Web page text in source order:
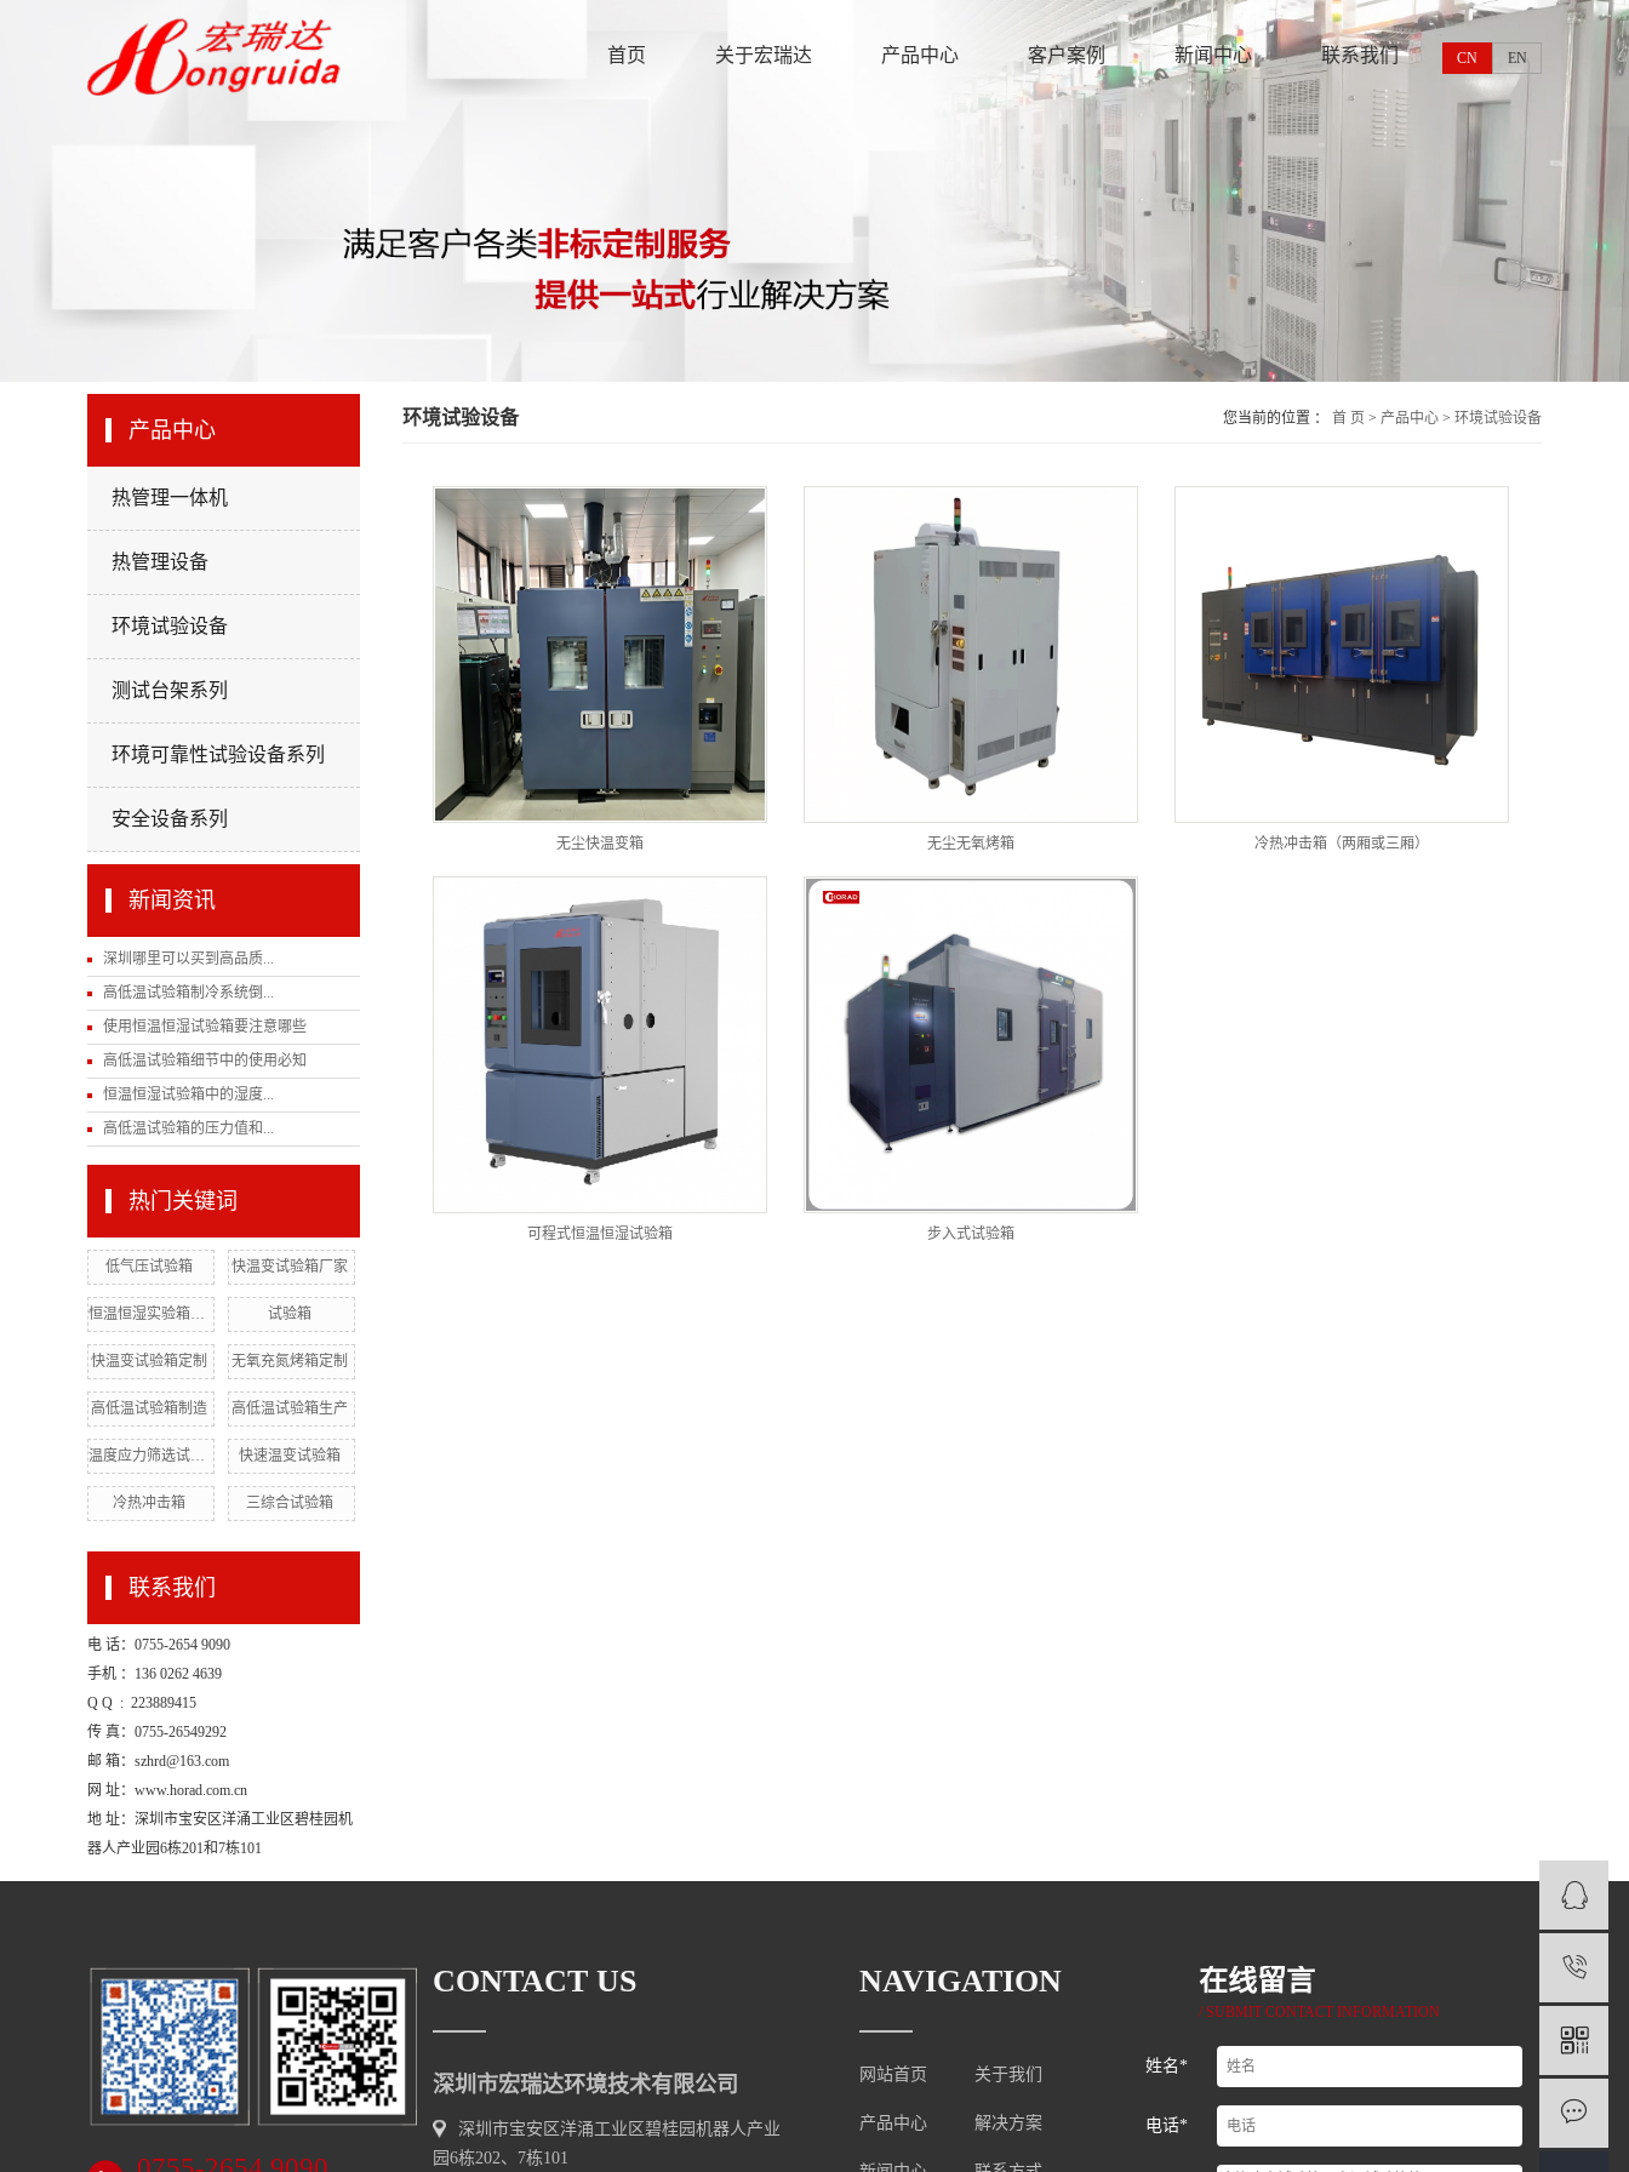
CN EN
首页 关于宏瑞达 产品中心 客户案例 新闻中心 联系我们
产品中心
热管理一体机
热管理设备
环境试验设备
测试台架系列
环境可靠性试验设备系列
安全设备系列
新闻资讯
深圳哪里可以买到高品质...
高低温试验箱制冷系统倒...
使用恒温恒湿试验箱要注意哪些
高低温试验箱细节中的使用必知
恒温恒湿试验箱中的湿度...
高低温试验箱的压力值和...
热门关键词
低气压试验箱 快温变试验箱厂家
恒温恒湿实验箱厂家 试验箱
快温变试验箱定制 无氧充氮烤箱定制
高低温试验箱制造 高低温试验箱生产
温度应力筛选试验箱 快速温变试验箱
冷热冲击箱 三综合试验箱
联系我们
电 话：0755-2654 9090
手机 ：136 0262 4639
Q Q : 223889415
传 真：0755-26549292
邮 箱：szhrd@163.com
网 址：www.horad.com.cn
地 址：深圳市宝安区洋涌工业区碧桂园机
器人产业园6栋201和7栋101
环境试验设备 您当前的位置 ： 首 页 > 产品中心 > 环境试验设备
无尘快温变箱 无尘无氧烤箱 冷热冲击箱（两厢或三厢）
可程式恒温恒湿试验箱 步入式试验箱
CONTACT US
深圳市宏瑞达环境技术有限公司
深圳市宝安区洋涌工业区碧桂园机器人产业
园6栋202、7栋101
NAVIGATION
网站首页 关于我们
产品中心 解决方案
在线留言
/ SUBMIT CONTACT INFORMATION
姓名*
电话*